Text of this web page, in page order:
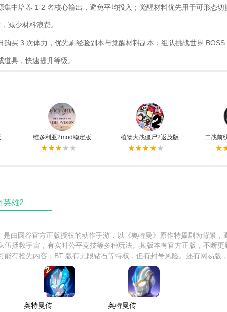
集中培养 1-2 名核心输出，避免平均投入；觉醒材料优先用于可形态切
减少材料浪费。​
购买 3 次体力，优先刷经验副本与觉醒材料副本；组队挑战世界
具，快速提升等级。
维多利亚2mod稳定版 植物大战僵尸2返茂版 二战前
英雄2
是由圆谷官方正版授权的动作手游，以《奥特曼》原作特摄剧为背景，
伍拯救宇宙，有实时公平竞技等多种玩法。其版本有官方正版，不断
能有抢先内容；BT 版有无限钻石等特权，但有封号风险。还有网易版
奥特曼传
奥特曼传